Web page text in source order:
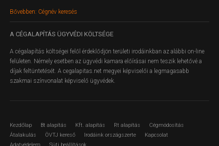
Bővebben: Cégnév keresés
A CÉGALAPÍTÁS ÜGYVÉDI KÖLTSÉGE
A cégalapítás költségei felől érdeklődjön területi irodáinkban az alábbi on-line
felületen. Némely esetben az ügyvédi kamara előírásai nem teszik lehetővé a
díjak feltüntetését. A cegalapitas.net megyei képviselői a legmagasabb
szakmai színvonalat képviselő ügyvédek.
Kezdőlap Bt alapítás Kft. alapítás Rt alapítás
Cégmódosítás
Átalakulás
ÖVTJ kereső Irodáink országszerte
Kapcsolat
Adatvédelem
Süti beállítások